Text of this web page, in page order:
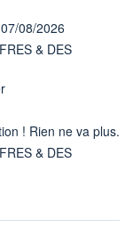
08/2026
& DES
! Rien ne va plus.
& DES